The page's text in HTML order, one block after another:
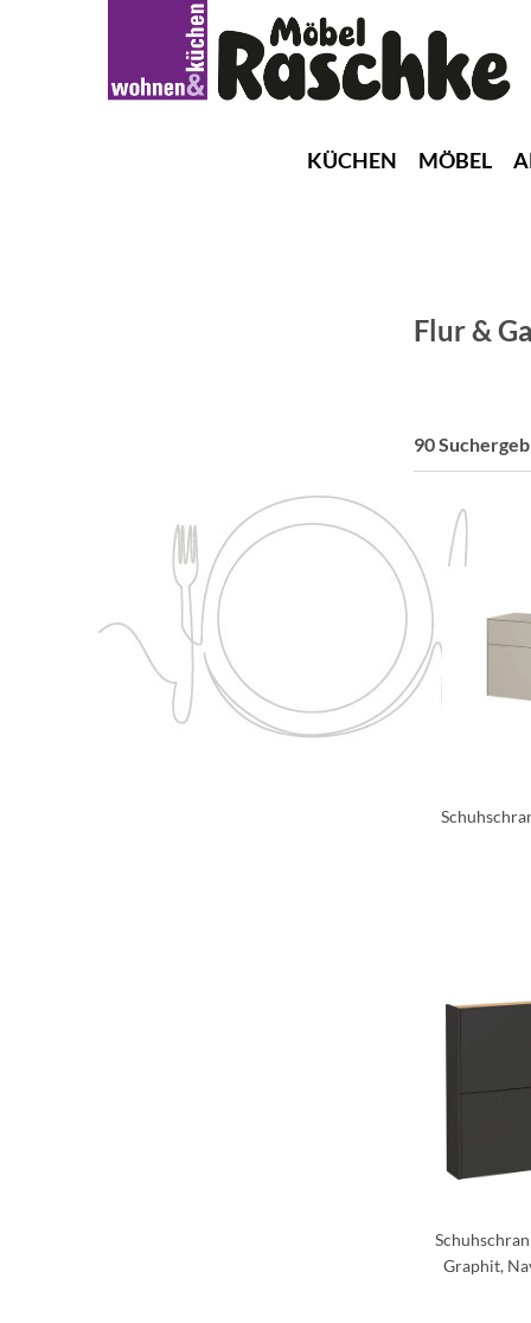
KÜCHEN MÖBEL
Flur &
90
Graphit,